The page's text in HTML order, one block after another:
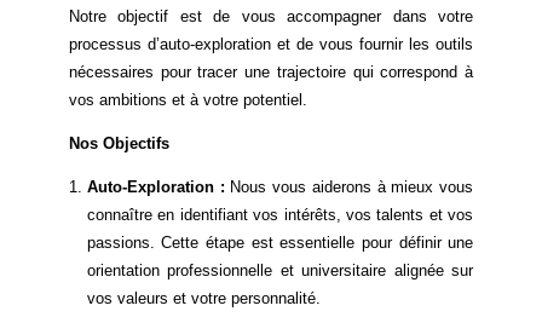
Notre objectif est de vous accompagner dans votre
processus d’auto-exploration et de vous fournir les outils
nécessaires pour tracer une trajectoire qui correspond à
vos ambitions et à votre potentiel.
Nos Objectifs
Auto-Exploration : Nous vous aiderons à mieux vous
connaître en identifiant vos intérêts, vos talents et vos
passions. Cette étape est essentielle pour définir une
orientation professionnelle et universitaire alignée sur
vos valeurs et votre personnalité.